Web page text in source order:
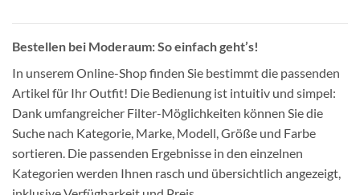
Bestellen bei Moderaum: So einfach geht’s!
In unserem Online-Shop finden Sie bestimmt die passenden
Artikel für Ihr Outfit! Die Bedienung ist intuitiv und simpel:
Dank umfangreicher Filter-Möglichkeiten können Sie die
Suche nach Kategorie, Marke, Modell, Größe und Farbe
sortieren. Die passenden Ergebnisse in den einzelnen
Kategorien werden Ihnen rasch und übersichtlich angezeigt,